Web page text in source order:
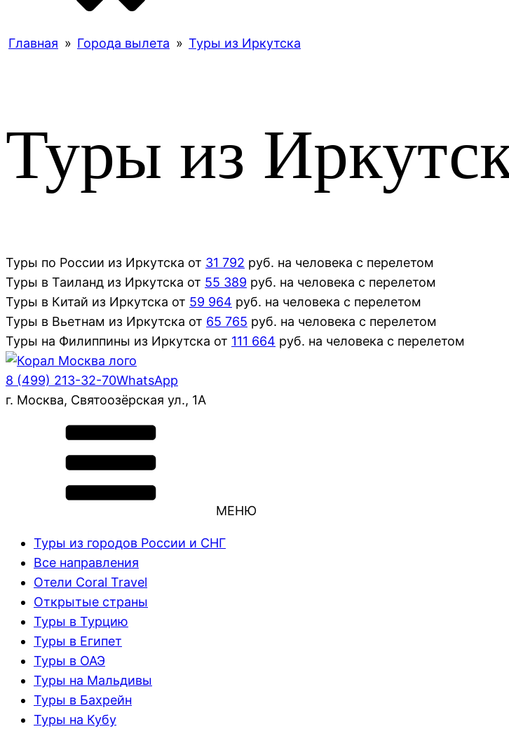
Главная » Города вылета » Туры из Иркутска
Туры из
Туры по России из Иркутска от 31 792 руб. на человека с перелетом
Туры в Таиланд из Иркутска от 55 389 руб. на человека с перелетом
Туры в Китай из Иркутска от 59 964 руб. на человека с перелетом
Туры в Вьетнам из Иркутска от 65 765 руб. на человека с перелетом
Туры на Филиппины из Иркутска от 111 664 руб. на человека с перелетом
8 (499) 213-32-70WhatsApp
г. Москва, Святоозёрская ул., 1А
МЕНЮ
Туры из городов России и СНГ
Все направления
Отели Coral Travel
Открытые страны
Туры в Турцию
Туры в Египет
Туры в ОАЭ
Туры на Мальдивы
Туры в Бахрейн
Туры на Кубу